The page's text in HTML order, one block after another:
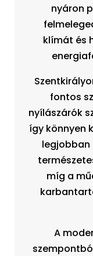
nyáron
klímát és
fontos
nyílászárók
így könnyen
legjobban
míg a
A